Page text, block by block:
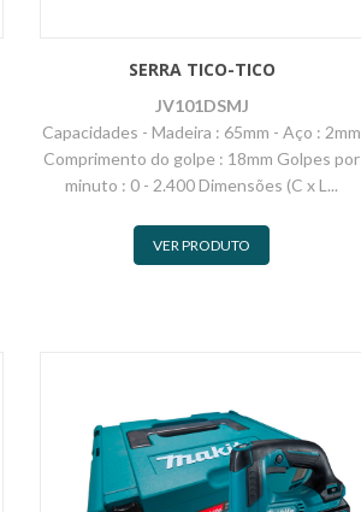
SERRA TICO-TICO
JV101DSMJ
Capacidades - Madeira : 65mm - Aço : 2mm
Comprimento do golpe : 18mm Golpes por
minuto : 0 - 2.400 Dimensões (C x L...
VER PRODUTO